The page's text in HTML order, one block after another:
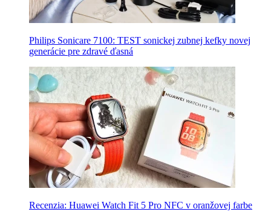
Philips Sonicare 7100: TEST sonickej zubnej kefky novej
generácie pre zdravé ďasná
Recenzia: Huawei Watch Fit 5 Pro NFC v oranžovej farbe